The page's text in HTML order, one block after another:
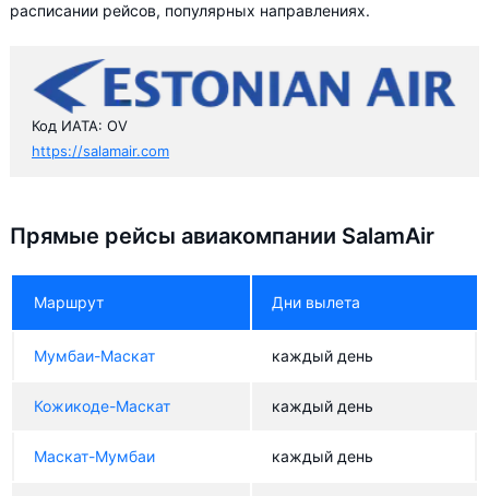
расписании рейсов, популярных направлениях.
Код ИАТА: OV
https://salamair.com
Прямые рейсы авиакомпании SalamAir
Маршрут Дни вылета
Мумбаи-Маскат каждый день
Кожикоде-Маскат каждый день
Маскат-Мумбаи каждый день